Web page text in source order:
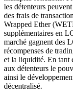
les détenteurs
des frais de
Wrapped Ether
supplémentaires en
marché gagnent des
récompenses de
et la liquidité. En tant
aux détenteurs le
ainsi le
décentralisé.